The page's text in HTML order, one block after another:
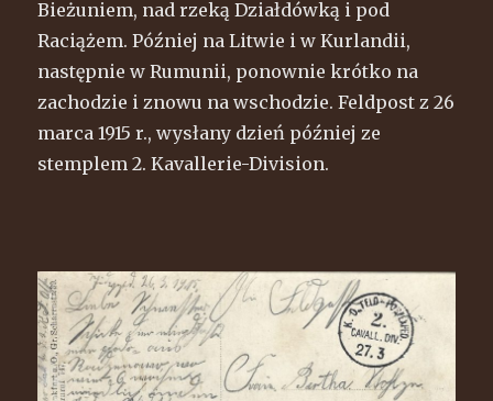
Bieżuniem, nad rzeką Działdówką i pod
Raciążem. Później na Litwie i w Kurlandii,
następnie w Rumunii, ponownie krótko na
zachodzie i znowu na wschodzie. Feldpost z 26
marca 1915 r., wysłany dzień później ze
stemplem 2. Kavallerie-Division.